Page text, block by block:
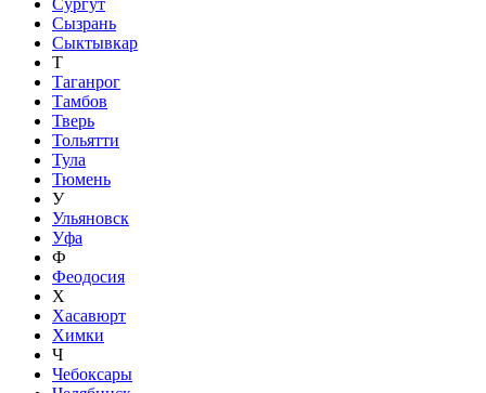
Сургут
Сызрань
Сыктывкар
Т
Таганрог
Тамбов
Тверь
Тольятти
Тула
Тюмень
У
Ульяновск
Уфа
Ф
Феодосия
Х
Хасавюрт
Химки
Ч
Чебоксары